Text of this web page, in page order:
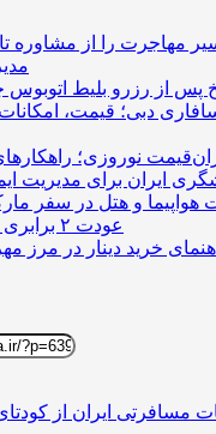
مهاجرت را از مشاوره تا
پس از رزرو بلیط
دبی؛ قیمت،
نوروزی؛
ایران برای مدیریت
هواپیما و هتل در سفر
عودت ۲ برابری مابه التفاوت
خرید دینار در مرز
مسافرتی ایران از